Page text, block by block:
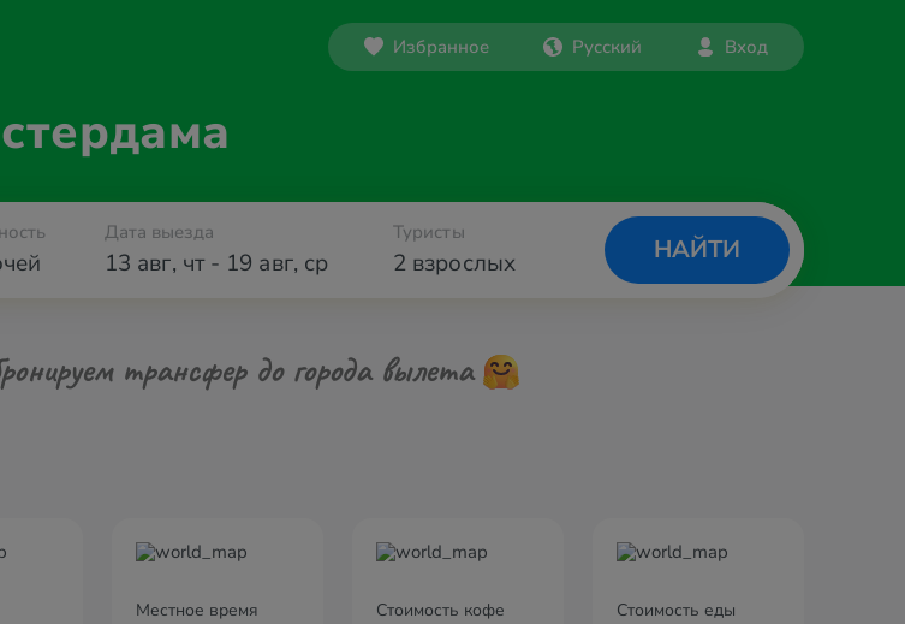
Избранное Русский Вход
Дата выезда
13 авг, чт- 19 авг, ср 2 взрослых
Туристы
НАЙТИ
трансфер до города вылета
Местное время Стоимость кофе Стоимость еды